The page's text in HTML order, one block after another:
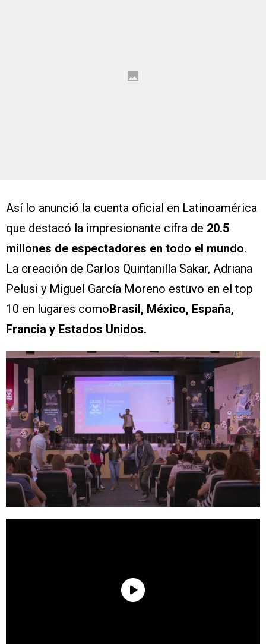
Así lo anunció la cuenta oficial en Latinoamérica
que destacó la impresionante cifra de 20.5
millones de espectadores en todo el mundo.
La creación de Carlos Quintanilla Sakar, Adriana
Pelusi y Miguel García Moreno estuvo en el top
10 en lugares como Brasil, México, España,
Francia y Estados Unidos.